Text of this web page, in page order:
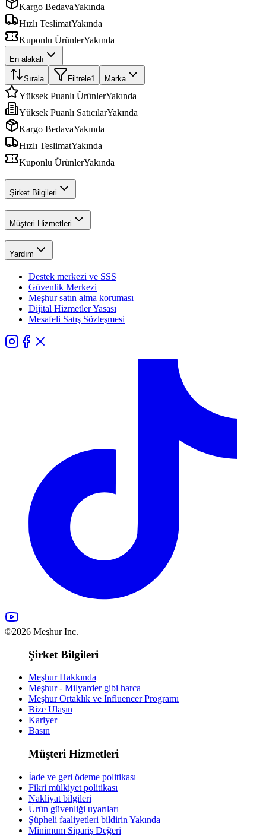
Kargo BedavaYakında
Hızlı TeslimatYakında
Kuponlu ÜrünlerYakında
En alakalı
Sırala Filtrele1 Marka
Yüksek Puanlı ÜrünlerYakında
Yüksek Puanlı SatıcılarYakında
Kargo BedavaYakında
Hızlı TeslimatYakında
Kuponlu ÜrünlerYakında
Şirket Bilgileri
Müşteri Hizmetleri
Yardım
Destek merkezi ve SSS
Güvenlik Merkezi
Meşhur satın alma koruması
Dijital Hizmetler Yasası
Mesafeli Satış Sözleşmesi
©2026 Meşhur Inc.
Şirket Bilgileri
Meşhur Hakkında
Meşhur - Milyarder gibi harca
Meşhur Ortaklık ve Influencer Programı
Bize Ulaşın
Kariyer
Basın
Müşteri Hizmetleri
İade ve geri ödeme politikası
Fikri mülkiyet politikası
Nakliyat bilgileri
Ürün güvenliği uyarıları
Şüpheli faaliyetleri bildirin Yakında
Minimum Sipariş Değeri